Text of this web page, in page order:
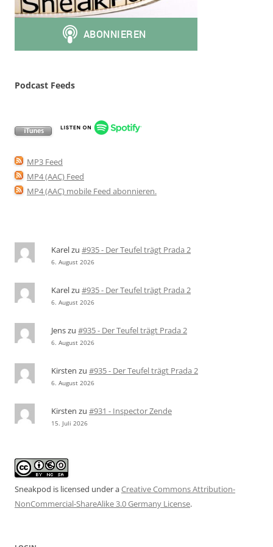
Podcast Feeds
MP3 Feed
MP4 (AAC) Feed
MP4 (AAC) mobile Feed abonnieren.
Karelzu #935 - Der Teufel trägt Prada 2
6. August 2026
Karelzu #935 - Der Teufel trägt Prada 2
6. August 2026
Jenszu #935 - Der Teufel trägt Prada 2
6. August 2026
Kirsten zu #935 - Der Teufel trägt Prada 2
6. August 2026
Kirsten zu #931 - Inspector Zende
15. Juli 2026
Sneakpod is licensed under aCreative Commons Attribution-
NonCommercial-ShareAlike 3.0 Germany License.